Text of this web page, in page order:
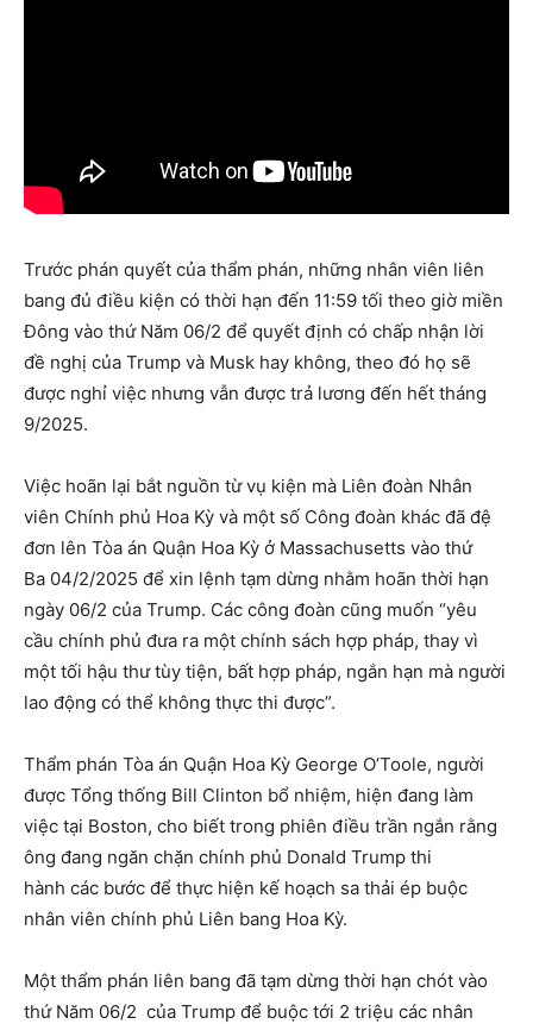
Trước phán quyết của thẩm phán, những nhân viên liên
bang đủ điều kiện có thời hạn đến 11:59 tối theo giờ miền
Đông vào thứ Năm 06/2 để quyết định có chấp nhận lời
đề nghị của Trump và Musk hay không, theo đó họ sẽ
được nghỉ việc nhưng vẫn được trả lương đến hết tháng
9/2025.
Việc hoãn lại bắt nguồn từ vụ kiện mà Liên đoàn Nhân
viên Chính phủ Hoa Kỳ và một số Công đoàn khác đã đệ
đơn lên Tòa án Quận Hoa Kỳ ở Massachusetts vào thứ
Ba 04/2/2025 để xin lệnh tạm dừng nhằm hoãn thời hạn
ngày 06/2 của Trump. Các công đoàn cũng muốn “yêu
cầu chính phủ đưa ra một chính sách hợp pháp, thay vì
một tối hậu thư tùy tiện, bất hợp pháp, ngắn hạn mà người
lao động có thể không thực thi được”.
Thẩm phán Tòa án Quận Hoa Kỳ George O’Toole, người
được Tổng thống Bill Clinton bổ nhiệm, hiện đang làm
việc tại Boston, cho biết trong phiên điều trần ngắn rằng
ông đang ngăn chặn chính phủ Donald Trump thi
hành các bước để thực hiện kế hoạch sa thải ép buộc
nhân viên chính phủ Liên bang Hoa Kỳ.
Một thẩm phán liên bang đã tạm dừng thời hạn chót vào
thứ Năm 06/2 của Trump để buộc tới 2 triệu các nhân